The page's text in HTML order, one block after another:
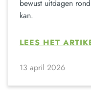
bewust uitdagen
kan.
LEES HET
13 april 2026